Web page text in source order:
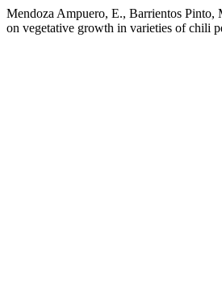
Mendoza Ampuero, E., Barrientos Pinto,
on vegetative growth in varieties of chili